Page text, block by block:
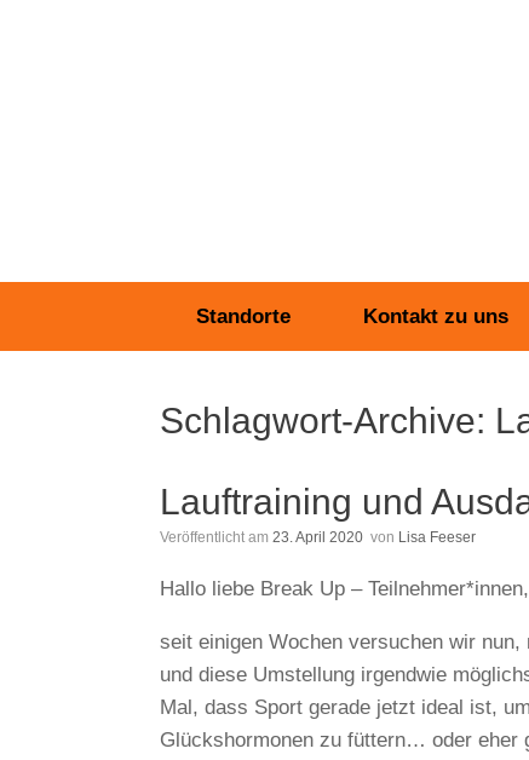
Standorte Kontakt zu uns
Schlagwort-Archive:
Lauftraining und
Veröffentlicht am 23. April 2020 von Lisa Feeser
Hallo liebe Break Up – Teilnehmer*innen,
seit einigen Wochen versuchen wir
und diese Umstellung irgendwie
Mal, dass Sport gerade jetzt ideal ist,
Glückshormonen zu füttern… oder eher